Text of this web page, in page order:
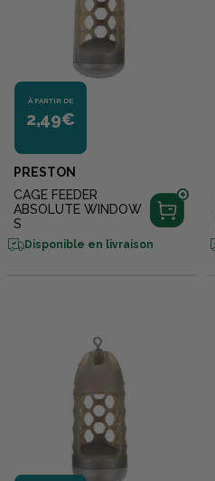
À PARTIR DE
2,49€
PRESTON
CAGE FEEDER
ABSOLUTE WINDOW
S
Disponible en livraison